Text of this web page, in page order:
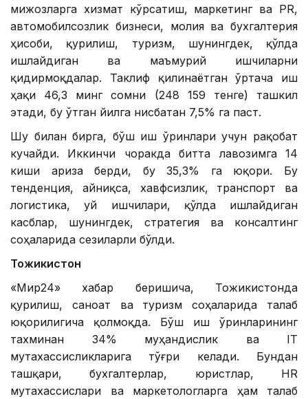
мижозларга хизмат кўрсатиш, маркетинг ва PR,
автомобилсозлик бизнеси, молия ва бухгалтерия
ҳисоби, қурилиш, туризм, шунингдек, қўлда
ишлайдиган ва маъмурий ишчиларни
қидирмоқдалар. Таклиф қилинаётган ўртача иш
ҳақи 46,3 минг сомни (248 159 тенге) ташкил
этади, бу ўтган йилга нисбатан 7,5% га паст.
Шу билан бирга, бўш иш ўринлари учун рақобат
кучайди. Иккинчи чоракда битта лавозимга 14
киши ариза берди, бу 35,3% га юқори. Бу
тенденция, айниқса, хавфсизлик, транспорт ва
логистика, уй ишчилари, қўлда ишлайдиган
касблар, шунингдек, стратегия ва консалтинг
соҳаларида сезиларли бўлди.
Тожикистон
«Мир24» хабар беришича, Тожикистонда
қурилиш, саноат ва туризм соҳаларида талаб
юқорилигича қолмоқда. Бўш иш ўринларининг
тахминан 34% муҳандислик ва IТ
мутахассисликларига тўғри келади. Бундан
ташқари, бухгалтерлар, юристлар, HR
мутахассислари ва маркетологларга ҳам талаб